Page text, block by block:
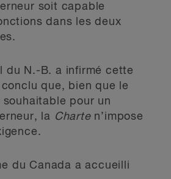
soit capable
dans les deux
du N.-B. a infirmé cette
que, bien que le
pour un
la Charte n’impose
du Canada a accueilli